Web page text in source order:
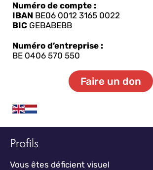
Numéro de compte :
IBAN BE06 0012 3165 0022
BIC GEBABEBB
Numéro d’entreprise :
BE 0406 570 550
Faire un don
Profils
Vous êtes déficient visuel